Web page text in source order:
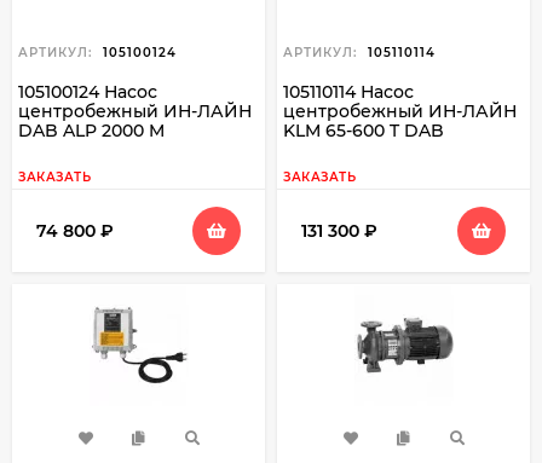
АРТИКУЛ: 105100124
105100124 Насос
центробежный ИН-ЛАЙН
DAB ALP 2000 M
ЗАКАЗАТЬ
74 800 ₽
АРТИКУЛ: 105110114
105110114 Насос
центробежный ИН-ЛАЙН
KLM 65-600 T DAB
ЗАКАЗАТЬ
131 300 ₽